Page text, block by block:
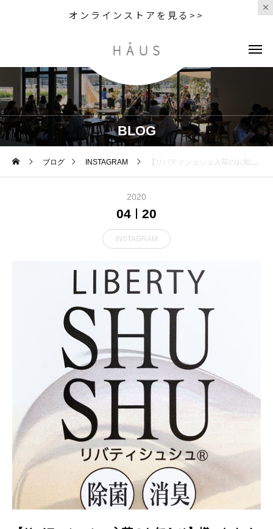
オンラインストアを見る>>
BLOG
ブログ INSTAGRAM 【リバティシュシュ入荷のお知らせ】様々なウイルスを殺菌できる次亜塩素酸水＝リバティシュシュ、本日も入荷がございます。.今日から使えるスプレータイプ、容量切れを心配する事なく使い続けられる詰め替えタイプとご用意がございます。.次亜塩素酸水は先日経済産業省から「新型コロナウイルスに有効な可能性がある消毒方法」としても公表されました。有効な消毒液を手に入れて安心して日々をお過ごしいただければと思います。.#次亜塩素酸水#リバティシュシュ #殺菌 #ウイルス対策#haus #haus_matsue #hausmatsue #松江カフェ #島根カフェ #松江旅行#島根旅行#松江 #島根 #山陰
2020
04 20
INSTAGRAM